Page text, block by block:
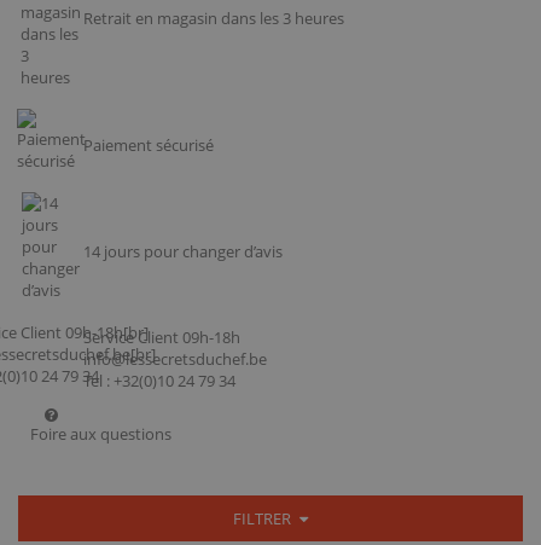
Retrait en magasin dans les 3 heures
Paiement sécurisé
14 jours pour changer d’avis
Service Client 09h-18h
info@lessecretsduchef.be
Tel : +32(0)10 24 79 34
Foire aux questions
FILTRER